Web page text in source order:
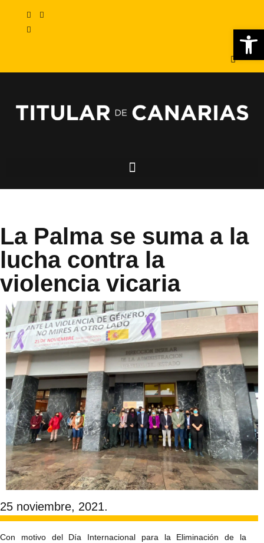
La Palma se suma a la
lucha contra la
violencia vicaria
25 noviembre, 2021.
Con motivo del Día Internacional para la Eliminación de la